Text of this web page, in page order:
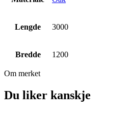
Lengde 3000
Bredde 1200
Om merket
Du liker kanskje